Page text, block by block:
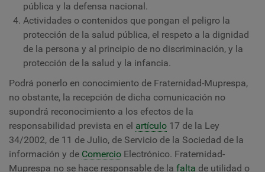
pública y la defensa nacional.
Actividades o contenidos que pongan el peligro la
protección de la salud pública, el respeto a la dignidad
de la persona y al principio de no discriminación, y la
protección de la salud y la infancia.
Podrá ponerlo en conocimiento de Fraternidad-Muprespa,
no obstante, la recepción de dicha comunicación no
supondrá reconocimiento a los efectos de la
responsabilidad prevista en el artículo 17 de la Ley
34/2002, de 11 de Julio, de Servicio de la Sociedad de la
información y de Comercio Electrónico. Fraternidad-
Muprespa no se hace responsable de la falta de utilidad o